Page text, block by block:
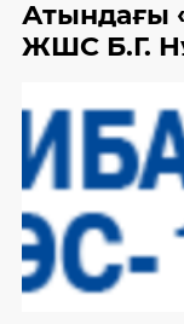
Атындағы
ЖШС Б.Г.